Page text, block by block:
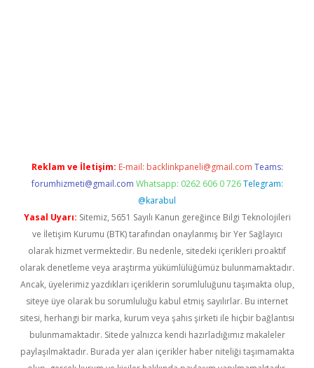
Reklam ve İletişim: E-mail: backlinkpaneli@gmail.com Teams:
forumhizmeti@gmail.com Whatsapp: 0262 606 0 726 Telegram:
@karabul
Yasal Uyarı: Sitemiz, 5651 Sayılı Kanun gereğince Bilgi Teknolojileri
ve İletişim Kurumu (BTK) tarafından onaylanmış bir Yer Sağlayıcı
olarak hizmet vermektedir. Bu nedenle, sitedeki içerikleri proaktif
olarak denetleme veya araştırma yükümlülüğümüz bulunmamaktadır.
Ancak, üyelerimiz yazdıkları içeriklerin sorumluluğunu taşımakta olup,
siteye üye olarak bu sorumluluğu kabul etmiş sayılırlar. Bu internet
sitesi, herhangi bir marka, kurum veya şahıs şirketi ile hiçbir bağlantısı
bulunmamaktadır. Sitede yalnızca kendi hazırladığımız makaleler
paylaşılmaktadır. Burada yer alan içerikler haber niteliği taşımamakta